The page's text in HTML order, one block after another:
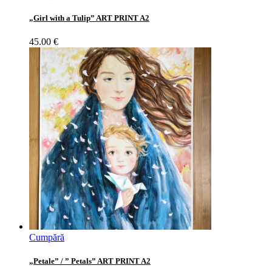
„Girl with a Tulip” ART PRINT A2
45.00 €
Cumpără
„Petale” / ” Petals” ART PRINT A2